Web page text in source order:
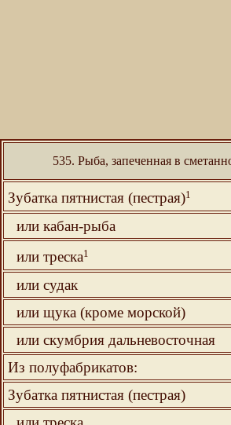
535. Рыба, запеченная в
Зубатка пятнистая (пестрая)1
или кабан-рыба
или треска1
или судак
или щука (кроме морской)
или скумбрия дальневосточная
Из полуфабрикатов:
Зубатка пятнистая (пестрая)